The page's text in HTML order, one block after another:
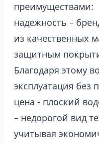
преимуществами:
надежность –
из качественных
защитным
Благодаря этому
эксплуатация без
цена - плоский
– недорогой вид
учитывая